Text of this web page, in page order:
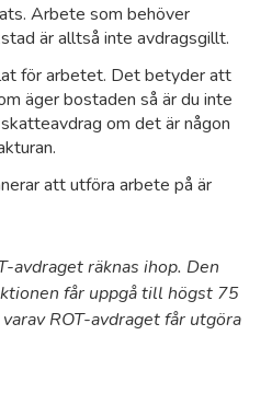
Arbete som behöver
är alltså inte avdragsgillt.
för arbetet. Det betyder att
äger bostaden så är du inte
om det är någon
att utföra arbete på är
avdraget räknas ihop. Den
får uppgå till högst 75
ROT-avdraget får utgöra